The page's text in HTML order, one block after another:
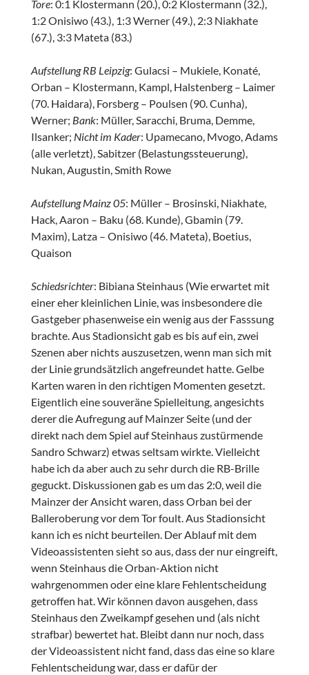
Tore: 0:1 Klostermann (20.), 0:2 Klostermann (32.),
1:2 Onisiwo (43.), 1:3 Werner (49.), 2:3 Niakhate
(67.), 3:3 Mateta (83.)
Aufstellung RB Leipzig: Gulacsi – Mukiele, Konaté,
Orban – Klostermann, Kampl, Halstenberg – Laimer
(70. Haidara), Forsberg – Poulsen (90. Cunha),
Werner; Bank: Müller, Saracchi, Bruma, Demme,
Ilsanker; Nicht im Kader: Upamecano, Mvogo, Adams
(alle verletzt), Sabitzer (Belastungssteuerung),
Nukan, Augustin, Smith Rowe
Aufstellung Mainz 05: Müller – Brosinski, Niakhate,
Hack, Aaron – Baku (68. Kunde), Gbamin (79.
Maxim), Latza – Onisiwo (46. Mateta), Boetius,
Quaison
Schiedsrichter: Bibiana Steinhaus (Wie erwartet mit
einer eher kleinlichen Linie, was insbesondere die
Gastgeber phasenweise ein wenig aus der Fasssung
brachte. Aus Stadionsicht gab es bis auf ein, zwei
Szenen aber nichts auszusetzen, wenn man sich mit
der Linie grundsätzlich angefreundet hatte. Gelbe
Karten waren in den richtigen Momenten gesetzt.
Eigentlich eine souveräne Spielleitung, angesichts
derer die Aufregung auf Mainzer Seite (und der
direkt nach dem Spiel auf Steinhaus zustürmende
Sandro Schwarz) etwas seltsam wirkte. Vielleicht
habe ich da aber auch zu sehr durch die RB-Brille
geguckt. Diskussionen gab es um das 2:0, weil die
Mainzer der Ansicht waren, dass Orban bei der
Balleroberung vor dem Tor foult. Aus Stadionsicht
kann ich es nicht beurteilen. Der Ablauf mit dem
Videoassistenten sieht so aus, dass der nur eingreift,
wenn Steinhaus die Orban-Aktion nicht
wahrgenommen oder eine klare Fehlentscheidung
getroffen hat. Wir können davon ausgehen, dass
Steinhaus den Zweikampf gesehen und (als nicht
strafbar) bewertet hat. Bleibt dann nur noch, dass
der Videoassistent nicht fand, dass das eine so klare
Fehlentscheidung war, dass er dafür der